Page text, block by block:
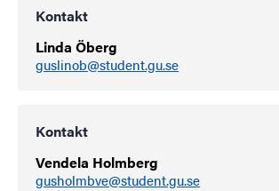
Kontakt
Linda Öberg
guslinob@student.gu.se
Kontakt
Vendela Holmberg
gusholmbve@student.gu.se